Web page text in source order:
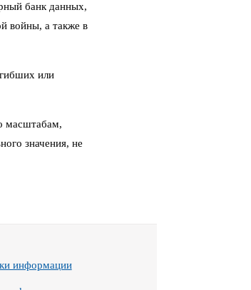
банк данных,
войны, а также в
или
масштабам,
значения, не
информации